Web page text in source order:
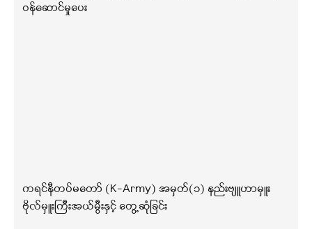
ဝန်ဆောင်မှုပေး
ကရင်နီတပ်မတော် (K-Army) အမှတ်(၁) နည်းဗျူဟာမှူး
ဗိုလ်မှူးကြီးအယ်မွီးနှင့် တွေ့ဆုံခြင်း